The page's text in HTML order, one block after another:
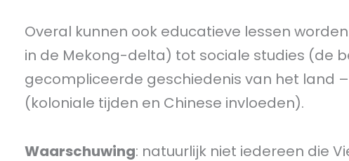
Overal kunnen ook educatieve lessen
in de Mekong-delta) tot sociale studies (de
gecompliceerde geschiedenis van het land
(koloniale tijden en Chinese invloeden).
Waarschuwing: natuurlijk niet iedereen die